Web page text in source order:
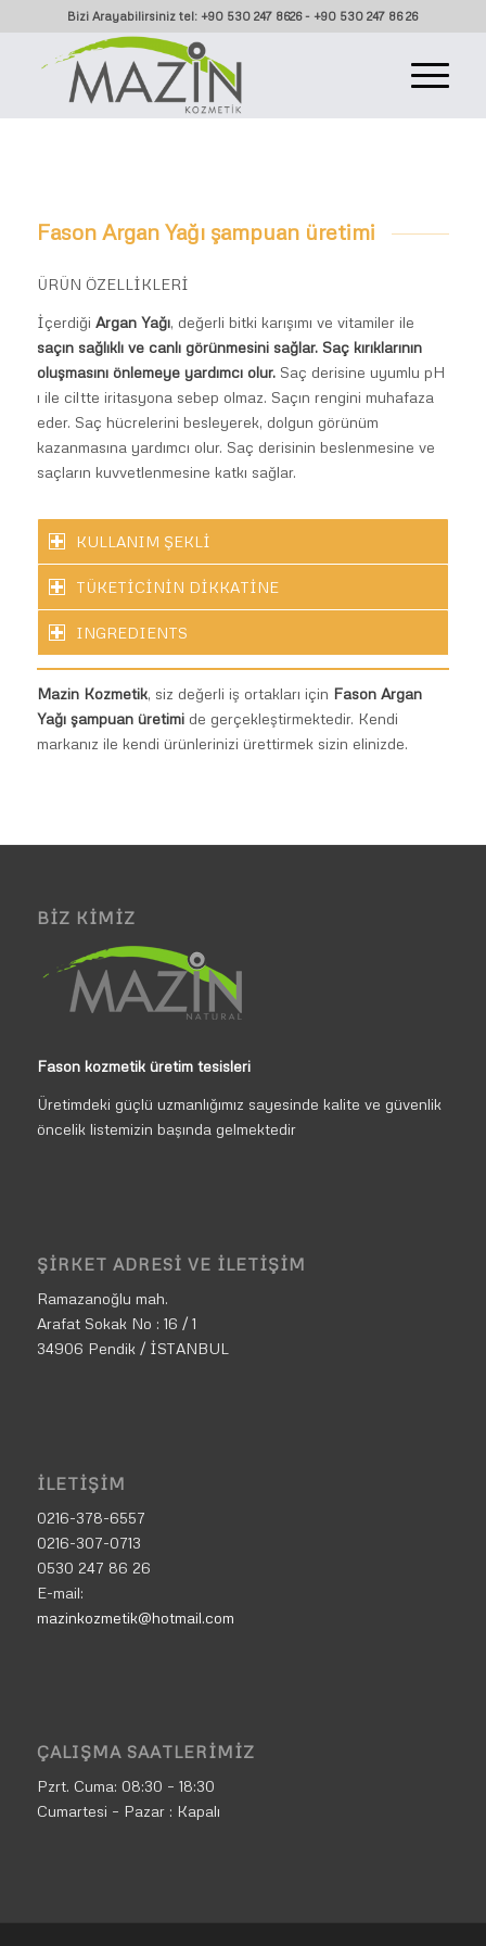
Bizi Arayabilirsiniz tel: +90 530 247 8626 - +90 530 247 86 26
Fason Argan Yağı şampuan üretimi
ÜRÜN ÖZELLİKLERİ
İçerdiği Argan Yağı, değerli bitki karışımı ve vitamiler ile
saçın sağlıklı ve canlı görünmesini sağlar. Saç kırıklarının
oluşmasını önlemeye yardımcı olur.Saç derisine uyumlu pH
ı ile ciltte iritasyona sebep olmaz. Saçın rengini muhafaza
eder. Saç hücrelerini besleyerek, dolgun görünüm
kazanmasına yardımcı olur. Saç derisinin beslenmesine ve
saçların kuvvetlenmesine katkı sağlar.
KULLANIM ŞEKLİ
TÜKETİCİNİN DİKKATİNE
INGREDIENTS
Mazin Kozmetik, siz değerli iş ortakları için Fason Argan
Yağı şampuan üretimide gerçekleştirmektedir. Kendi
markanız ile kendi ürünlerinizi ürettirmek sizin elinizde.
BIZ KIMIZ
Fason kozmetik üretim tesisleri
Üretimdeki güçlü uzmanlığımız sayesinde kalite ve güvenlik
öncelik listemizin başında gelmektedir
ŞIRKET ADRESI VE İLETIŞIM
Ramazanoğlu mah.
Arafat Sokak No : 16 / 1
34906 Pendik / İSTANBUL
İLETIŞIM
0216-378-6557
0216-307-0713
0530 247 86 26
E-mail:
mazinkozmetik@hotmail.com
ÇALIŞMA SAATLERIMIZ
Pzrt. Cuma: 08:30 – 18:30
Cumartesi – Pazar : Kapalı